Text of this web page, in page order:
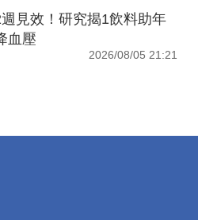
見效！研究揭1飲料助年
血壓
2026/08/05 21:21